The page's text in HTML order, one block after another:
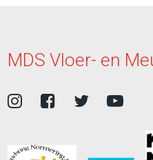
MDS Vloer- en